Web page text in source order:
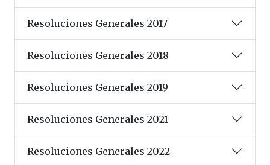
Resoluciones Generales 2017
Resoluciones Generales 2018
Resoluciones Generales 2019
Resoluciones Generales 2021
Resoluciones Generales 2022